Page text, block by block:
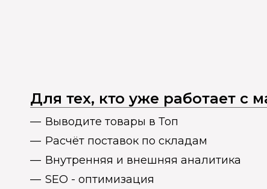
Для тех, кто уже работает с
Выводите товары в Топ
Расчёт поставок по складам
Внутренняя и внешняя аналитика
SEO - оптимизация